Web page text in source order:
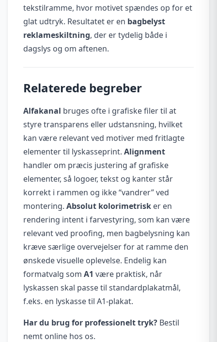
tekstilramme, hvor motivet spændes op for et
glat udtryk. Resultatet er en bagbelyst
reklameskiltning, der er tydelig både i
dagslys og om aftenen.
Relaterede begreber
Alfakanal bruges ofte i grafiske filer til at
styre transparens eller udstansning, hvilket
kan være relevant ved motiver med fritlagte
elementer til lyskasseprint. Alignment
handler om præcis justering af grafiske
elementer, så logoer, tekst og kanter står
korrekt i rammen og ikke “vandrer” ved
montering. Absolut kolorimetrisk er en
rendering intent i farvestyring, som kan være
relevant ved proofing, men bagbelysning kan
kræve særlige overvejelser for at ramme den
ønskede visuelle oplevelse. Endelig kan
formatvalg som A1 være praktisk, når
lyskassen skal passe til standardplakatmål,
f.eks. en lyskasse til A1-plakat.
Har du brug for professionelt tryk? Bestil
nemt online hos os.